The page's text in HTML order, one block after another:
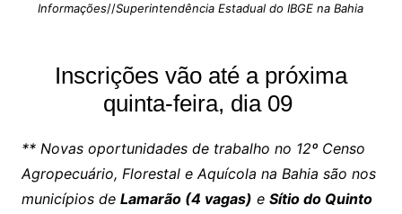
Informações//Superintendência Estadual do IBGE na Bahia
Inscrições vão até a próxima
quinta-feira, dia 09
** Novas oportunidades de trabalho no 12º Censo
Agropecuário, Florestal e Aquícola na Bahia são nos
municípios de Lamarão (4 vagas) e Sítio do Quinto